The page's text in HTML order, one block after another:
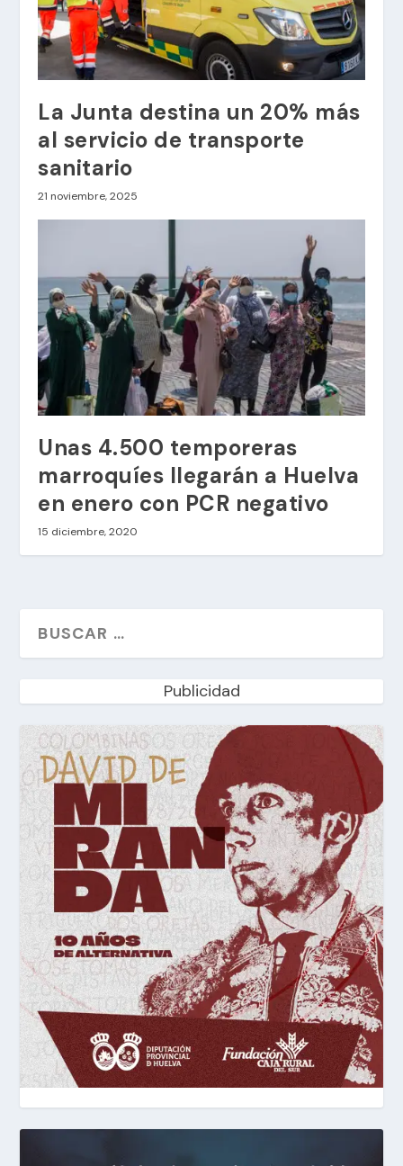
La Junta destina un 20% más
al servicio de transporte
sanitario
21 noviembre, 2025
Unas 4.500 temporeras
marroquíes llegarán a Huelva
en enero con PCR negativo
15 diciembre, 2020
Publicidad